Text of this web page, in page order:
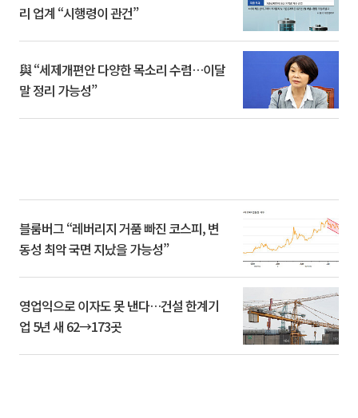
리 업계 “시행령이 관건”
與 “세제개편안 다양한 목소리 수렴…이달
말 정리 가능성”
블룸버그 “레버리지 거품 빠진 코스피, 변
동성 최악 국면 지났을 가능성”
영업익으로 이자도 못 낸다…건설 한계기
업 5년 새 62→173곳